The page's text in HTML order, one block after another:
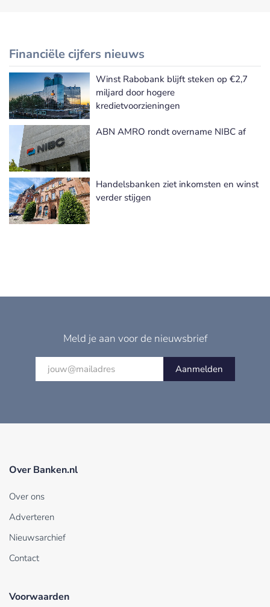
Financiële cijfers nieuws
Meer Financiële cijfers nieuws
Winst Rabobank blijft steken op €2,7
miljard door hogere
kredietvoorzieningen
ABN AMRO rondt overname NIBC af
Handelsbanken ziet inkomsten en winst
verder stijgen
Meld je aan voor de nieuwsbrief
Aanmelden
Over Banken.nl
Over ons
Adverteren
Nieuwsarchief
Contact
Voorwaarden